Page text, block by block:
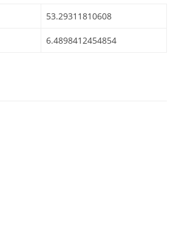
53.29311810608
6.4898412454854